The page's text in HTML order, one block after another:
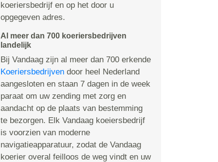
koeriersbedrijf en op het door u
opgegeven adres.
Al meer dan 700 koeriersbedrijven
landelijk
Bij Vandaag zijn al meer dan 700 erkende
Koeriersbedrijven door heel Nederland
aangesloten en staan 7 dagen in de week
paraat om uw zending met zorg en
aandacht op de plaats van bestemming
te bezorgen. Elk Vandaag koeiersbedrijf
is voorzien van moderne
navigatieapparatuur, zodat de Vandaag
koerier overal feilloos de weg vindt en uw